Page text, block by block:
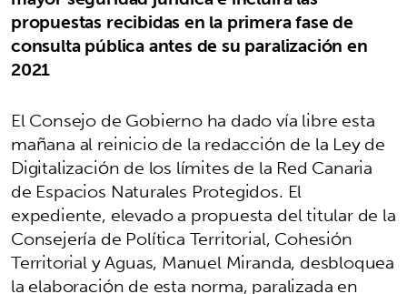
propuestas recibidas en la primera fase de
consulta pública antes de su paralización en
2021
El Consejo de Gobierno ha dado vía libre esta
mañana al reinicio de la redacción de la Ley de
Digitalización de los límites de la Red Canaria
de Espacios Naturales Protegidos. El
expediente, elevado a propuesta del titular de la
Consejería de Política Territorial, Cohesión
Territorial y Aguas, Manuel Miranda, desbloquea
la elaboración de esta norma, paralizada en